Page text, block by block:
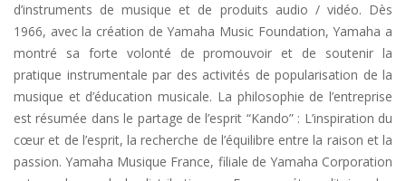
d’instruments de musique et de produits audio / vidéo. Dès
1966, avec la création de Yamaha Music Foundation, Yamaha a
montré sa forte volonté de promouvoir et de soutenir la
pratique instrumentale par des activités de popularisation de la
musique et d’éducation musicale. La philosophie de l’entreprise
est résumée dans le partage de l’esprit “Kando” : L’inspiration du
cœur et de l’esprit, la recherche de l’équilibre entre la raison et la
passion. Yamaha Musique France, filiale de Yamaha Corporation